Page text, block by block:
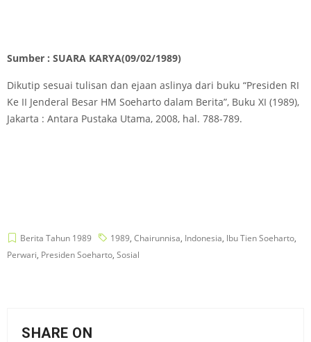
Sumber : SUARA KARYA(09/02/1989)
Dikutip sesuai tulisan dan ejaan aslinya dari buku “Presiden RI
Ke II Jenderal Besar HM Soeharto dalam Berita”, Buku XI (1989),
Jakarta : Antara Pustaka Utama, 2008, hal. 788-789.
Berita Tahun 1989 1989, Chairunnisa, Indonesia, lbu Tien Soeharto,
Perwari, Presiden Soeharto, Sosial
SHARE ON